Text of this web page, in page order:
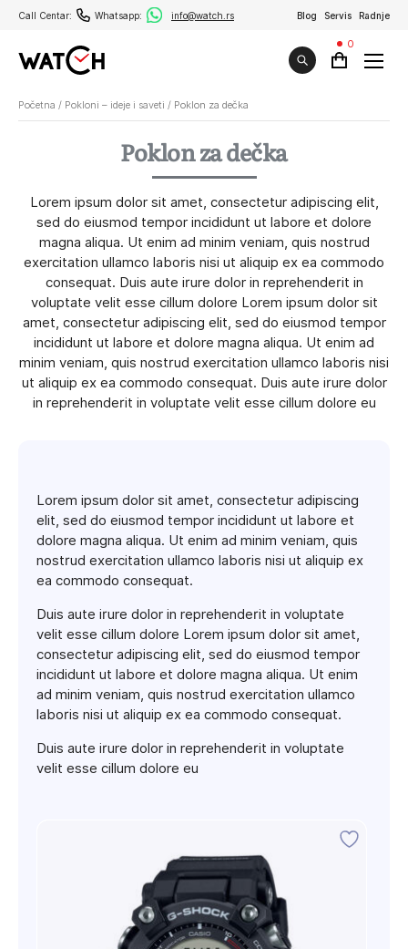
Call Centar: Whatsapp: info@watch.rs Blog Servis Radnje
0
Početna / Pokloni – ideje i saveti / Poklon za dečka
Poklon za dečka
Lorem ipsum dolor sit amet, consectetur adipiscing elit,
sed do eiusmod tempor incididunt ut labore et dolore
magna aliqua. Ut enim ad minim veniam, quis nostrud
exercitation ullamco laboris nisi ut aliquip ex ea commodo
consequat. Duis aute irure dolor in reprehenderit in
voluptate velit esse cillum dolore Lorem ipsum dolor sit
amet, consectetur adipiscing elit, sed do eiusmod tempor
incididunt ut labore et dolore magna aliqua. Ut enim ad
minim veniam, quis nostrud exercitation ullamco laboris nisi
ut aliquip ex ea commodo consequat. Duis aute irure dolor
in reprehenderit in voluptate velit esse cillum dolore eu
Lorem ipsum dolor sit amet, consectetur adipiscing
elit, sed do eiusmod tempor incididunt ut labore et
dolore magna aliqua. Ut enim ad minim veniam, quis
nostrud exercitation ullamco laboris nisi ut aliquip ex
ea commodo consequat.
Duis aute irure dolor in reprehenderit in voluptate
velit esse cillum dolore Lorem ipsum dolor sit amet,
consectetur adipiscing elit, sed do eiusmod tempor
incididunt ut labore et dolore magna aliqua. Ut enim
ad minim veniam, quis nostrud exercitation ullamco
laboris nisi ut aliquip ex ea commodo consequat.
Duis aute irure dolor in reprehenderit in voluptate
velit esse cillum dolore eu